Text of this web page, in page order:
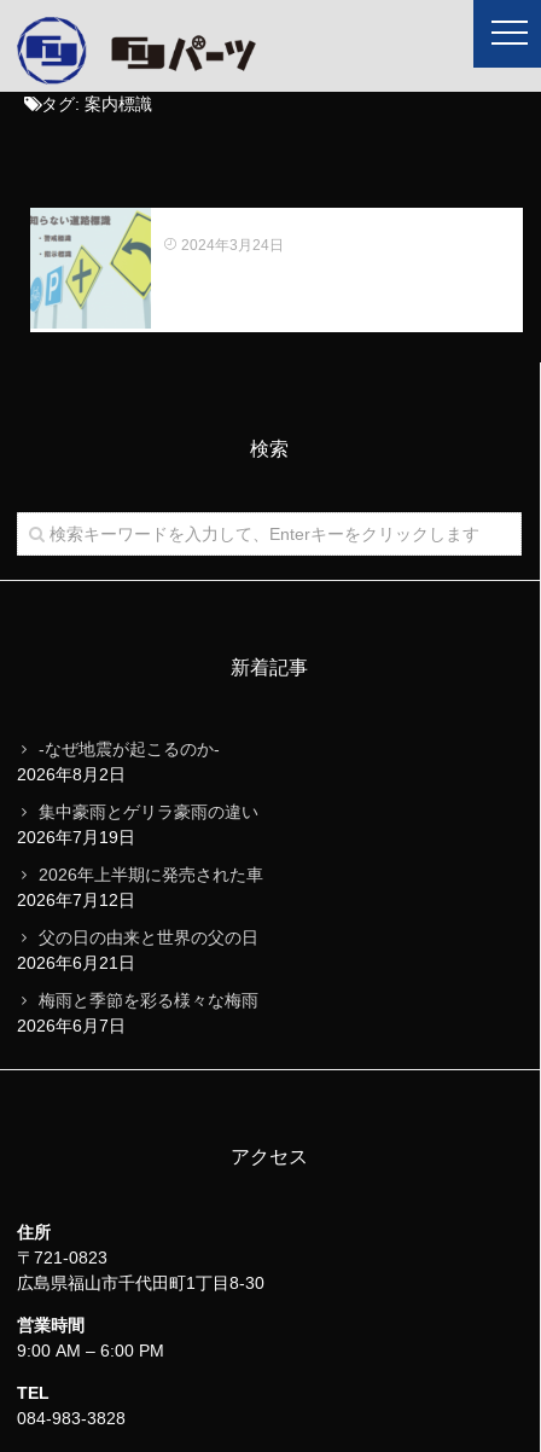
タグ: 案内標識
2024年3月24日
検索
新着記事
-なぜ地震が起こるのか-
2026年8月2日
集中豪雨とゲリラ豪雨の違い
2026年7月19日
2026年上半期に発売された車
2026年7月12日
父の日の由来と世界の父の日
2026年6月21日
梅雨と季節を彩る様々な梅雨
2026年6月7日
アクセス
住所
〒721-0823
広島県福山市千代田町1丁目8-30
営業時間
9:00 AM – 6:00 PM
TEL
084-983-3828